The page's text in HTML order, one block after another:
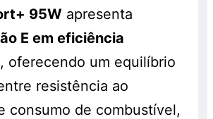
95W apresenta
E em eficiência
, oferecendo um equilíbrio
resistência ao
consumo de combustível,